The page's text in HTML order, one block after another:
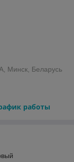
Минск, Беларусь
работы